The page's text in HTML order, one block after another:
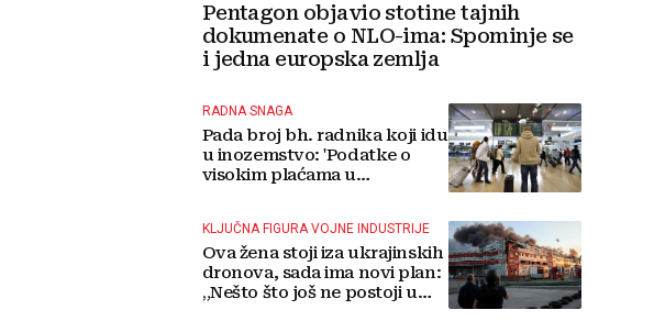
Pentagon objavio stotine tajnih
dokumenate o NLO-ima: Spominje se
i jedna europska zemlja
RADNA SNAGA
Pada broj bh. radnika koji idu
u inozemstvo: 'Podatke o
visokim plaćama u
KLJUČNA FIGURA VOJNE INDUSTRIJE
Ova žena stoji iza ukrajinskih
dronova, sada ima novi plan:
„Nešto što još ne postoji u